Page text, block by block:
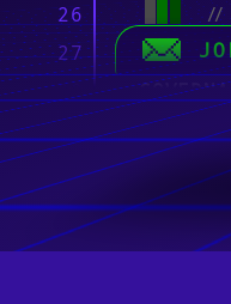
26
27
28
29
31
32
//